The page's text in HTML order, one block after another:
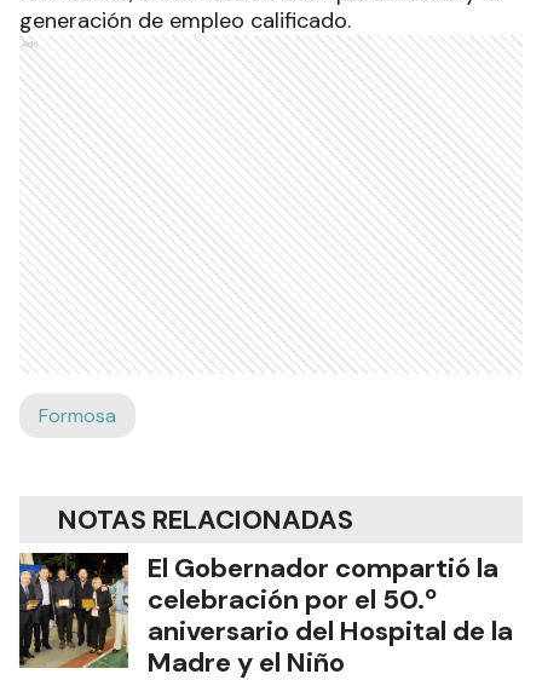
generación de empleo calificado.
Ads
Formosa
NOTAS RELACIONADAS
El Gobernador compartió la
celebración por el 50.º
aniversario del Hospital de la
Madre y el Niño